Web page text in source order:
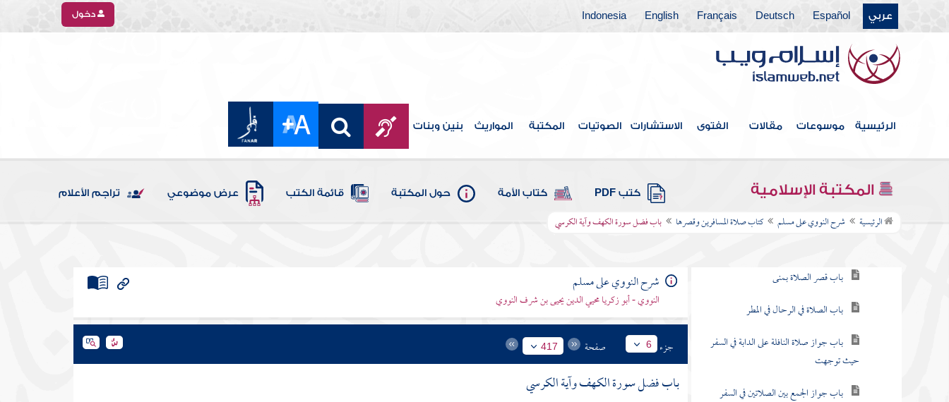
عربي Español
Deutsch
Français
English
Indonesia دخول
الرئيسية موسوعات مقالات الفتوى الاستشارات الصوتيات المكتبة المواريث بنين وبنات
المكتبة الإسلامية كتب PDF كتاب الأمة حول المكتبة قائمة الكتب عرض موضوعي تراجم الأعلام
الرئيسية شرح النووي على مسلم كتاب صلاة المسافرين وقصرها باب فضل سورة الكهف وآية الكرسي
مقدمة
كتاب الإيمان
كتاب الطهارة
كتاب الحيض
كتاب الصلاة
كتاب المساجد ومواضع الصلاة
كتاب صلاة المسافرين وقصرها
باب قصر الصلاة بمنى
باب الصلاة في الرحال في المطر
باب جواز صلاة النافلة على الدابة في السفر
حيث توجهت
باب جواز الجمع بين الصلاتين في السفر
شرح النووي على مسلم
النووي - أبو زكريا محيي الدين يحيى بن شرف النووي
جزء 6 صفحة 417
باب فضل سورة الكهف وآية الكرسي